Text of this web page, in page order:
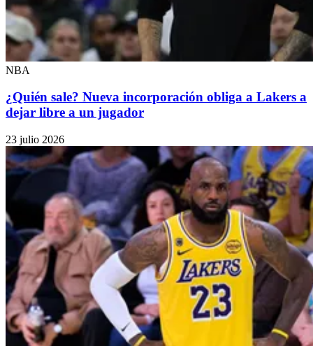
NBA
¿Quién sale? Nueva incorporación obliga a Lakers a
dejar libre a un jugador
23 julio 2026